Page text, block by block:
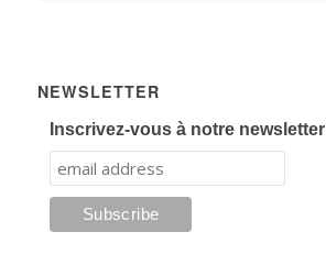
NEWSLETTER
Inscrivez-vous à notre newsletter